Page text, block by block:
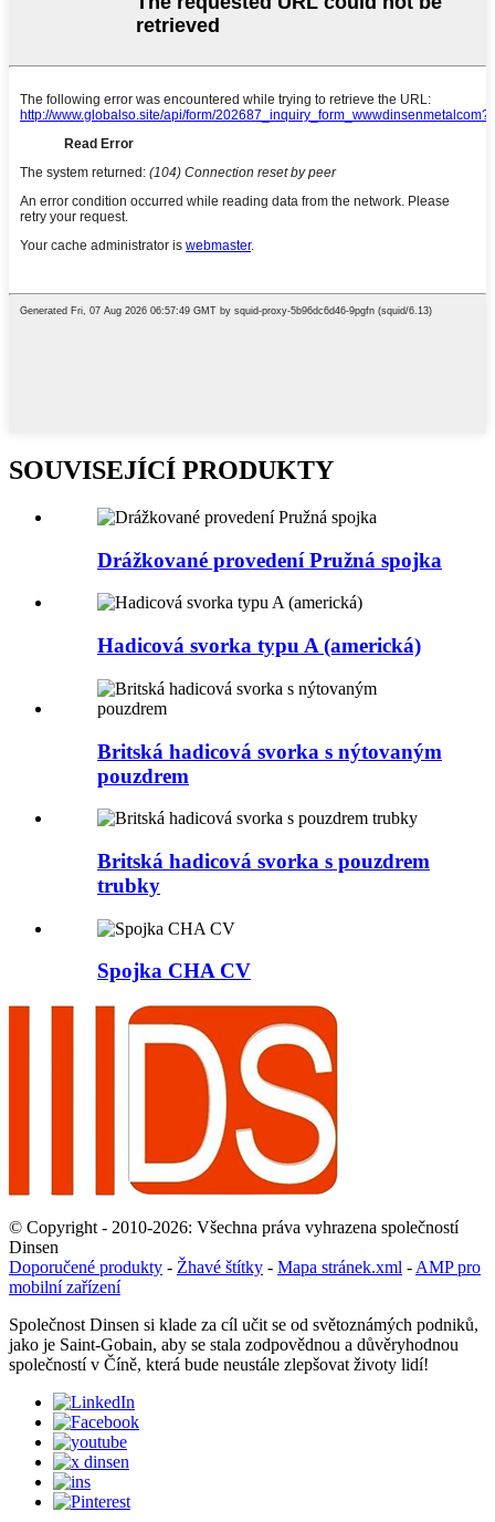
SOUVISEJÍCÍ PRODUKTY
Drážkované provedení Pružná spojka
Hadicová svorka typu A (americká)
Britská hadicová svorka s nýtovaným
pouzdrem
Britská hadicová svorka s pouzdrem
trubky
Spojka CHA CV
© Copyright - 2010-2026: Všechna práva vyhrazena společností
Dinsen
Doporučené produkty - Žhavé štítky - Mapa stránek.xml - AMP pro
mobilní zařízení
Společnost Dinsen si klade za cíl učit se od světoznámých podniků,
jako je Saint-Gobain, aby se stala zodpovědnou a důvěryhodnou
společností v Číně, která bude neustále zlepšovat životy lidí!